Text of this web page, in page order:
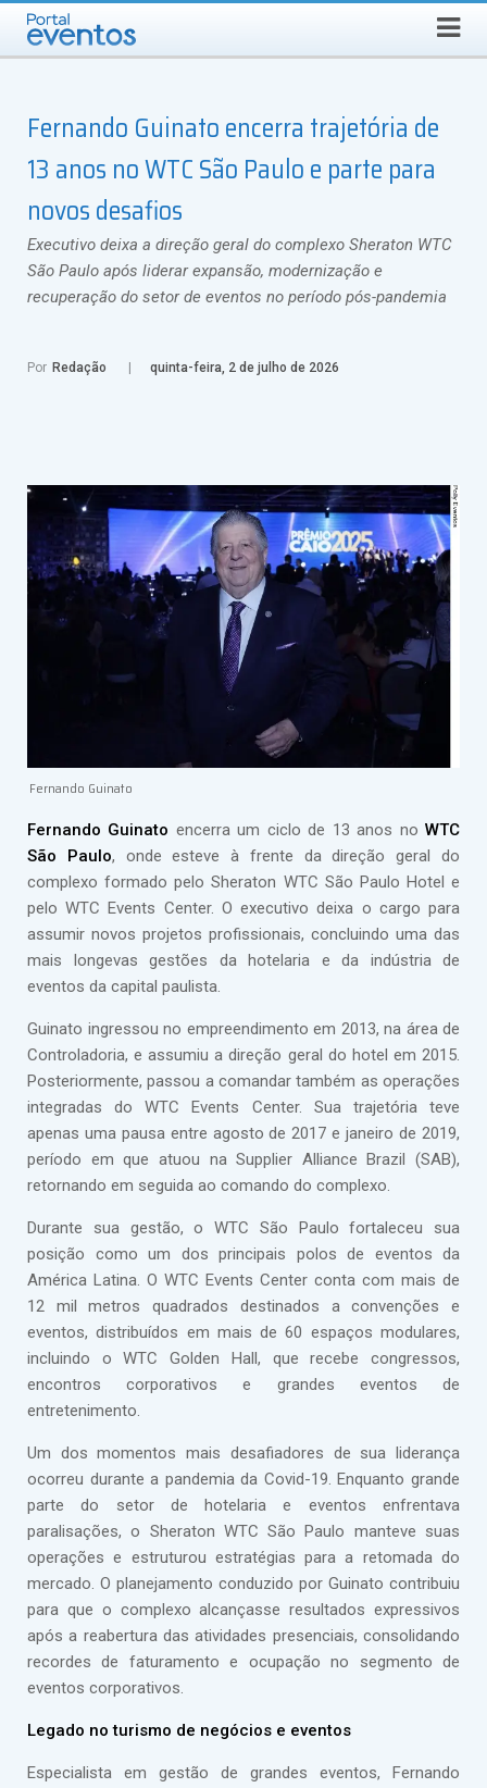
DOMINGO, 9 DE AGOSTO DE 2026 Busca
Fernando Guinato encerra trajetória de
13 anos no WTC São Paulo e parte para
novos desafios
Executivo deixa a direção geral do complexo Sheraton WTC
São Paulo após liderar expansão, modernização e
recuperação do setor de eventos no período pós-pandemia
Por Redação quinta-feira, 2 de julho de 2026
Fernando Guinato
Fernando Guinato encerra um ciclo de 13 anos noWTC
São Paulo, onde esteve à frente da direção geral do
complexo formado pelo Sheraton WTC São Paulo Hotel e
pelo WTC Events Center. O executivo deixa o cargo para
assumir novos projetos profissionais, concluindo uma das
mais longevas gestões da hotelaria e da indústria de
eventos da capital paulista.
Guinato ingressou no empreendimento em 2013, na área de
Controladoria, e assumiu a direção geral do hotel em 2015.
Posteriormente, passou a comandar também as operações
integradas do WTC Events Center. Sua trajetória teve
apenas uma pausa entre agosto de 2017 e janeiro de 2019,
período em que atuou na Supplier Alliance Brazil (SAB),
retornando em seguida ao comando do complexo.
Durante sua gestão, o WTC São Paulo fortaleceu sua
posição como um dos principais polos de eventos da
América Latina. O WTC Events Center conta com mais de
12 mil metros quadrados destinados a convenções e
eventos, distribuídos em mais de 60 espaços modulares,
incluindo o WTC Golden Hall, que recebe congressos,
encontros corporativos e grandes eventos de
entretenimento.
Um dos momentos mais desafiadores de sua liderança
ocorreu durante a pandemia da Covid-19. Enquanto grande
parte do setor de hotelaria e eventos enfrentava
paralisações, o Sheraton WTC São Paulo manteve suas
operações e estruturou estratégias para a retomada do
mercado. O planejamento conduzido por Guinato contribuiu
para que o complexo alcançasse resultados expressivos
após a reabertura das atividades presenciais, consolidando
recordes de faturamento e ocupação no segmento de
eventos corporativos.
Legado no turismo de negócios e eventos
Especialista em gestão de grandes eventos, Fernando